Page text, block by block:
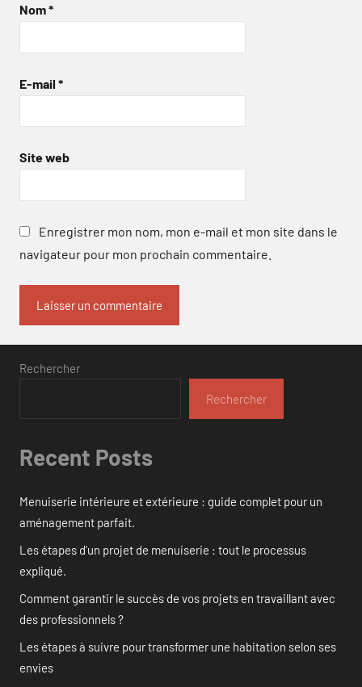
Nom*
E-mail *
Site web
Enregistrer mon nom, mon e-mail et mon site dans le
navigateur pour mon prochain commentaire.
Rechercher
Rechercher
Recent Posts
Menuiserie intérieure et extérieure : guide complet pour un
aménagement parfait.
Les étapes d’un projet de menuiserie : tout le processus
expliqué.
Comment garantir le succès de vos projets en travaillant avec
des professionnels ?
Les étapes à suivre pour transformer une habitation selon ses
envies